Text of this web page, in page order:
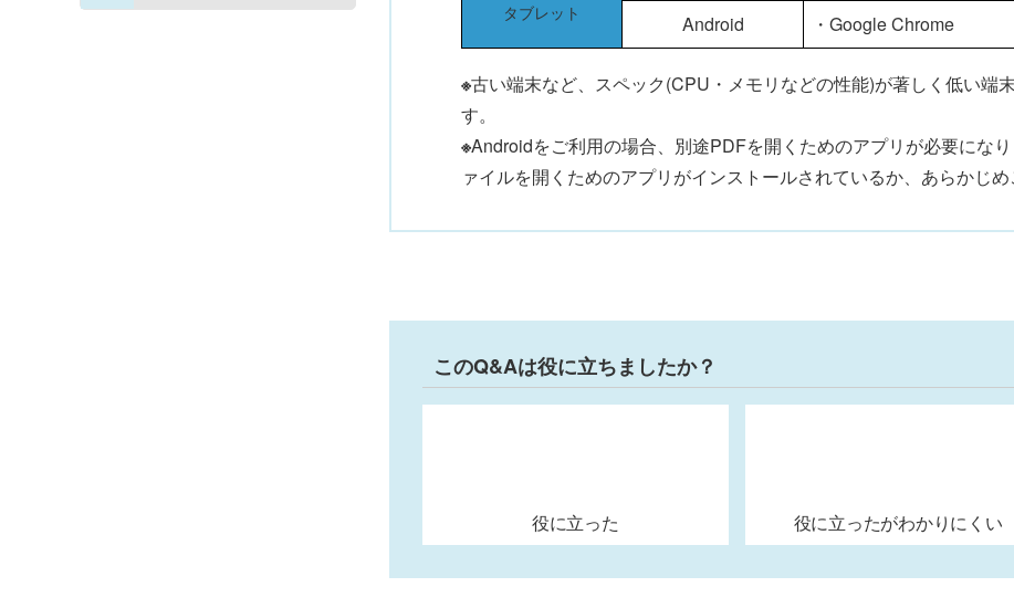
タブレット
Android
・Google Chrome
※古い端末など、スペック(CPU・メモリなどの性能)が著しく低い端
す。
※Androidをご利用の場合、別途PDFを開くためのアプリが必要にな
ァイルを開くためのアプリがインストールされているか、あらかじめ
このQ&Aは役に立ちましたか？
役に立った 役に立ったがわかりにくい